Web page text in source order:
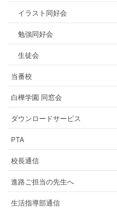
イラスト同好会
勉強同好会
生徒会
当番校
白樺学園 同窓会
ダウンロードサービス
PTA
校長通信
進路ご担当の先生へ
生活指導部通信